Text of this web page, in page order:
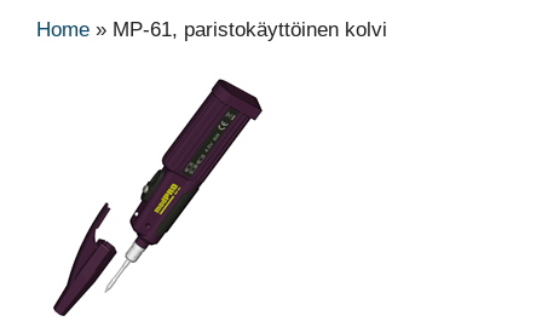
Home » MP-61, paristokäyttöinen kolvi